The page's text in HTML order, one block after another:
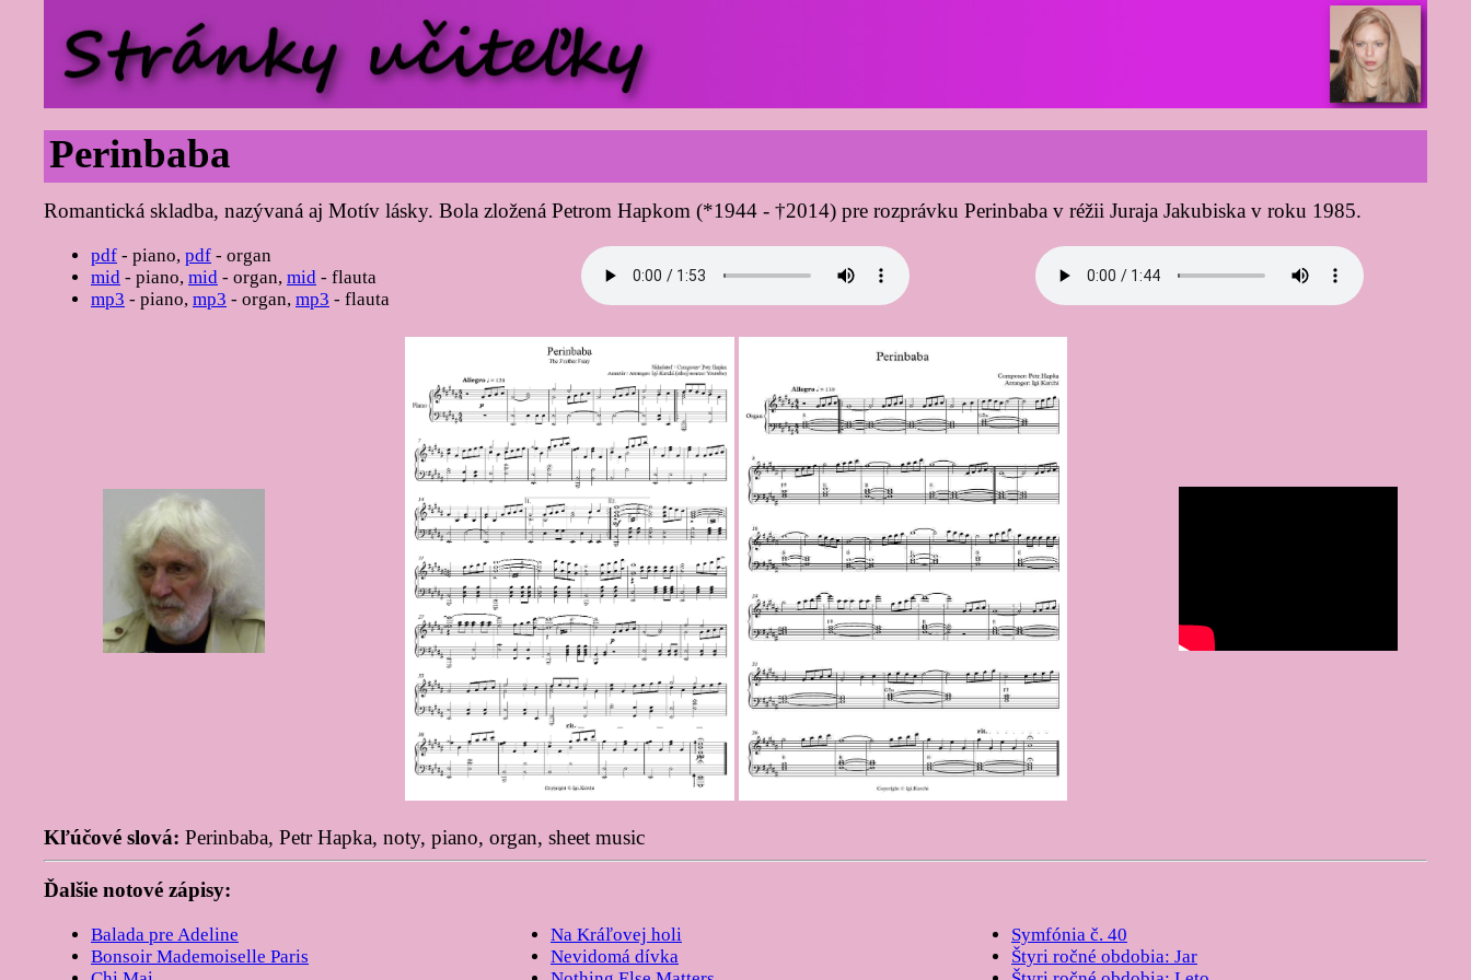
Perinbaba
Romantická skladba, nazývaná aj Motív lásky. Bola zložená Petrom Hapkom (*1944 - †2014) pre rozprávku Perinbaba v réžii Juraja Jakubiska v roku 1985.
pdf - piano, pdf - organ
mid - piano, mid - organ, mid - flauta
mp3 - piano, mp3 - organ, mp3 - flauta
Kľúčové slová: Perinbaba, Petr Hapka, noty, piano, organ, sheet music
Ďalšie notové zápisy:
Balada pre Adeline
Bonsoir Mademoiselle Paris
Na Kráľovej holi
Nevidomá dívka
Symfónia č. 40
Štyri ročné obdobia: Jar